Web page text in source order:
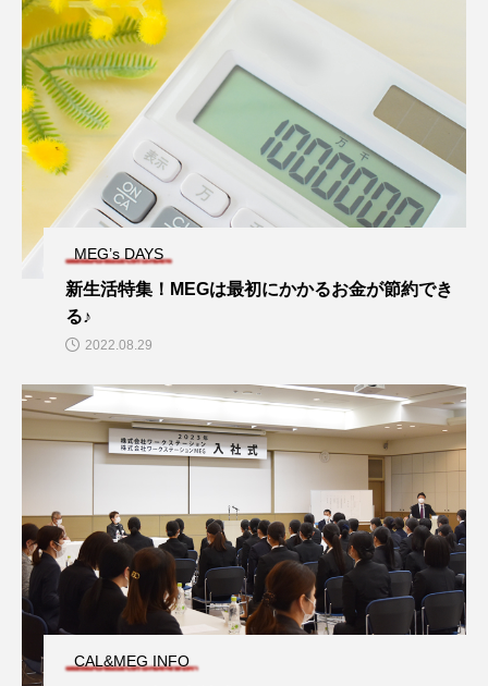
MEG’s DAYS
新生活特集！MEGは最初にかかるお金が節約でき
る♪
2022.08.29
CAL&MEG INFO